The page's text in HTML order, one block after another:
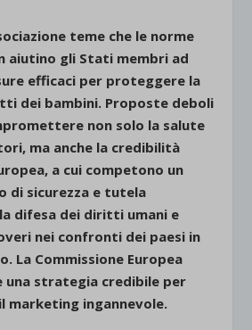
teme che le norme
aiutino gli Stati membri ad
efficaci per proteggere la
dei bambini. Proposte deboli
non solo la salute
ma anche la credibilità
a cui competono un
di sicurezza e tutela
la difesa dei diritti umani e
nei confronti dei paesi in
La Commissione Europea
una strategia credibile per
marketing ingannevole.